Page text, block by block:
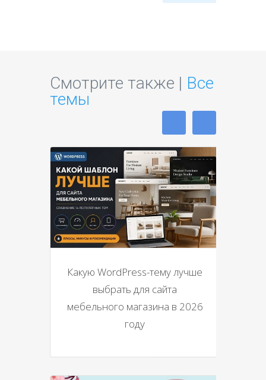
Смотрите также | Все
темы
Какую WordPress-тему лучше
выбрать для сайта
мебельного магазина в 2026
году